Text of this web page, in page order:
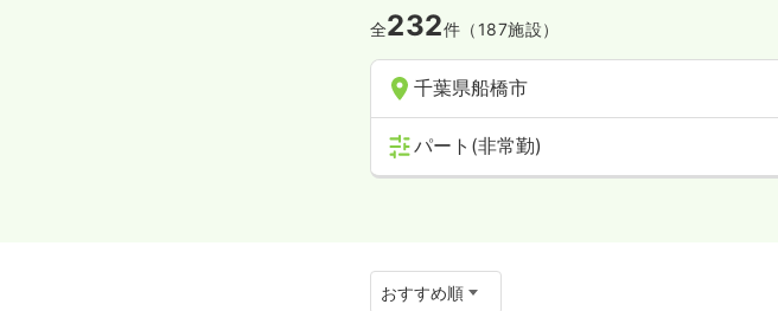
全232件（187施設）
千葉県船橋市
パート(非常勤)